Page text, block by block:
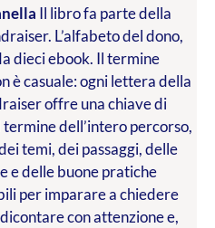
Il libro fa parte della
L’alfabeto del dono,
dieci ebook. Il termine
è casuale: ogni lettera della
offre una chiave di
dell’intero percorso,
temi, dei passaggi, delle
e delle buone pratiche
per imparare a chiedere
con attenzione e,